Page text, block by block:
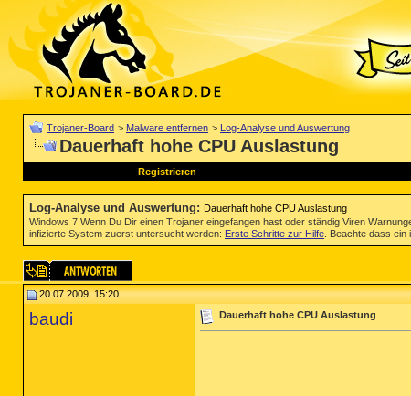
Trojaner-Board > Malware entfernen > Log-Analyse und Auswertung
Dauerhaft hohe CPU Auslastung
Registrieren
Log-Analyse und Auswertung: Dauerhaft hohe CPU Auslastung
Windows 7 Wenn Du Dir einen Trojaner eingefangen hast oder ständig Viren
infizierte System zuerst untersucht werden: Erste Schritte zur Hilfe . Beachte dass
20.07.2009, 15:20
baudi Dauerhaft hohe CPU Auslastung